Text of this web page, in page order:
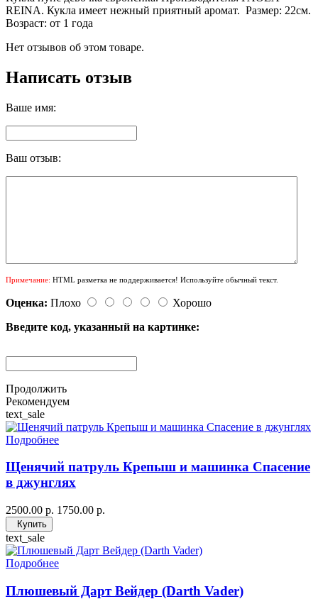
REINA. Кукла имеет нежный приятный аромат. Размер: 22см.
Возраст: от 1 года
Нет отзывов об этом товаре.
Написать отзыв
Ваше имя:
Ваш отзыв:
Примечание: HTML разметка не поддерживается! Используйте обычный текст.
Оценка: Плохо
Хорошо
Введите код, указанный на картинке:
Продолжить
Рекомендуем
text_sale
Подробнее
Щенячий патруль Крепыш и машинка Спасение
в джунглях
2500.00 р. 1750.00 р.
Купить
text_sale
Подробнее
Плюшевый Дарт Вейдер (Darth Vader)